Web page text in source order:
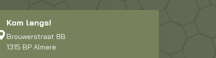
Kom langs!
Brouwerstraat 8B
1315 BP Almere